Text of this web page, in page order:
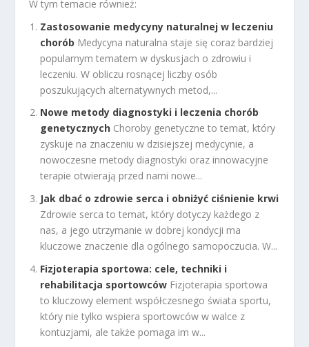
W tym temacie również:
Zastosowanie medycyny naturalnej w leczeniu
chorób Medycyna naturalna staje się coraz bardziej
popularnym tematem w dyskusjach o zdrowiu i
leczeniu. W obliczu rosnącej liczby osób
poszukujących alternatywnych metod,...
Nowe metody diagnostyki i leczenia chorób
genetycznych Choroby genetyczne to temat, który
zyskuje na znaczeniu w dzisiejszej medycynie, a
nowoczesne metody diagnostyki oraz innowacyjne
terapie otwierają przed nami nowe...
Jak dbać o zdrowie serca i obniżyć ciśnienie krwi
Zdrowie serca to temat, który dotyczy każdego z
nas, a jego utrzymanie w dobrej kondycji ma
kluczowe znaczenie dla ogólnego samopoczucia. W...
Fizjoterapia sportowa: cele, techniki i
rehabilitacja sportowców Fizjoterapia sportowa
to kluczowy element współczesnego świata sportu,
który nie tylko wspiera sportowców w walce z
kontuzjami, ale także pomaga im w...